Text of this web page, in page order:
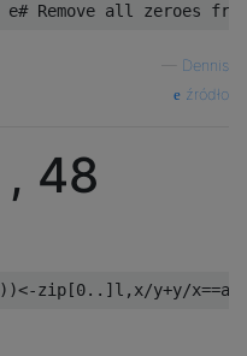
Dennis
źródło
, 48
))<-zip [0..] l , x/y+y/x==a